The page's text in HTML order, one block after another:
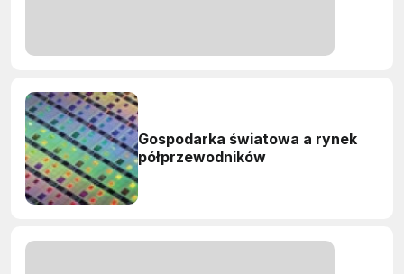
Gospodarka światowa a rynek
półprzewodników